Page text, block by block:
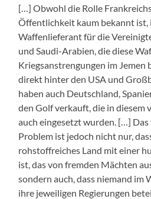
[…] Obwohl die Rolle
Öffentlichkeit kaum bekannt
Waffenlieferant für die
und Saudi-Arabien, die diese
Kriegsanstrengungen im Jemen
direkt hinter den USA und
haben auch Deutschland,
den Golf verkauft, die in diesem
auch eingesetzt wurden. […]
Problem ist jedoch nicht nur,
rohstoffreiches Land mit einer
ist, das von fremden Mächten
sondern auch, dass niemand im
ihre jeweiligen Regierungen